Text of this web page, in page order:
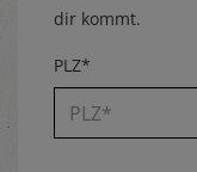
dir kommt.
PLZ*